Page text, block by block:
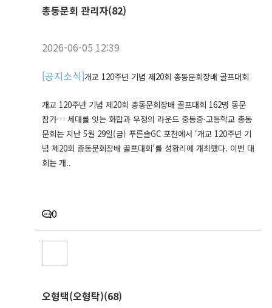
총동문회 관리자(82)
2026-06-05 12:39
[공지소식]개교 120주년 기념 제20회 총동문회장배 골프대회
개교 120주년 기념 제20회 총동문회장배 골프대회 162명 동문
참가… 세대를 잇는 화합과 우정의 라운드 중동중·고등학교 총동
문회는 지난 5월 29일(금) 푸른솔GC 포천에서 ‘개교 120주년 기
념 제20회 총동문회장배 골프대회’를 성황리에 개최했다. 이번 대
회는 개..
0
오형택(오형탁)(68)